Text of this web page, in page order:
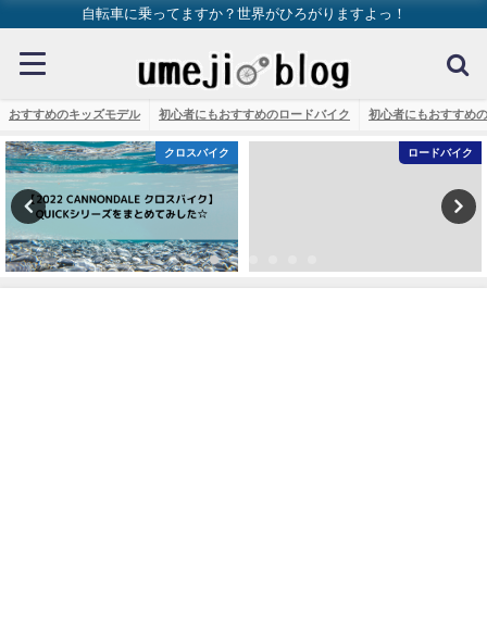
自転車に乗ってますか？世界がひろがりますよっ！
おすすめのキッズモデル 初心者にもおすすめのロードバイク 初心者にもおすすめ
クロスバイク ロードバイク